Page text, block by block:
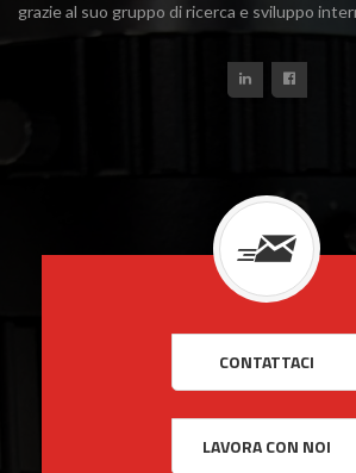
grazie al suo gruppo di ricerca e sviluppo